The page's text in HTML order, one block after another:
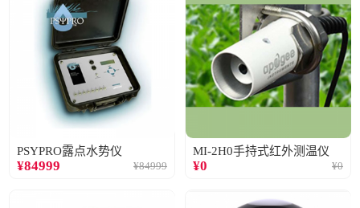
PSYPRO露点水势仪
¥84999 ¥84999
MI-2H0手持式红外测温仪
¥0 ¥0